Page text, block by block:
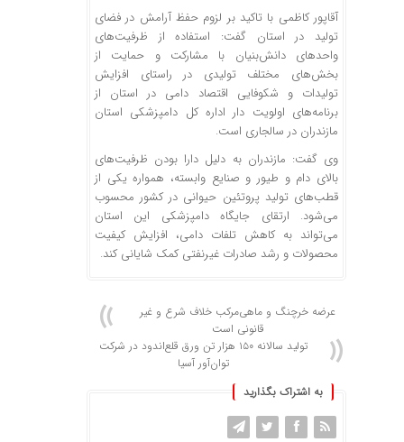
آقاپور کاظمی با تاکید بر لزوم حفظ آرامش در فضای
تولید در استان گفت: استفاده از ظرفیت‌های
واحدهای دانش‌بنیان با مشارکت و حمایت از
بخش‌های مختلف تولیدی در راستای افزایش
تولیدات و شکوفایی اقتصاد دامی در استان از
برنامه‌های اولویت دار اداره کل دامپزشکی استان
مازندران در سالجاری است.
وی گفت: مازندران به دلیل دارا بودن ظرفیت‌های
بالای دام و طیور و صنایع وابسته، همواره یکی از
قطب‌های تولید پروتئین حیوانی در کشور محسوب
می‌شود. ارتقای جایگاه دامپزشکی این استان
می‌تواند به کاهش تلفات دامی، افزایش کیفیت
محصولات و رشد صادرات غیرنفتی کمک شایانی کند.
عرضه خرچنگ و ماهی‌مرکب خلاف شرع و غیر
قانونی است
تولید سالانه ۱۵۰ هزار تن ورق قلع‌اندود در شرکت
توان‌آور آسیا
به اشتراک بگذارید